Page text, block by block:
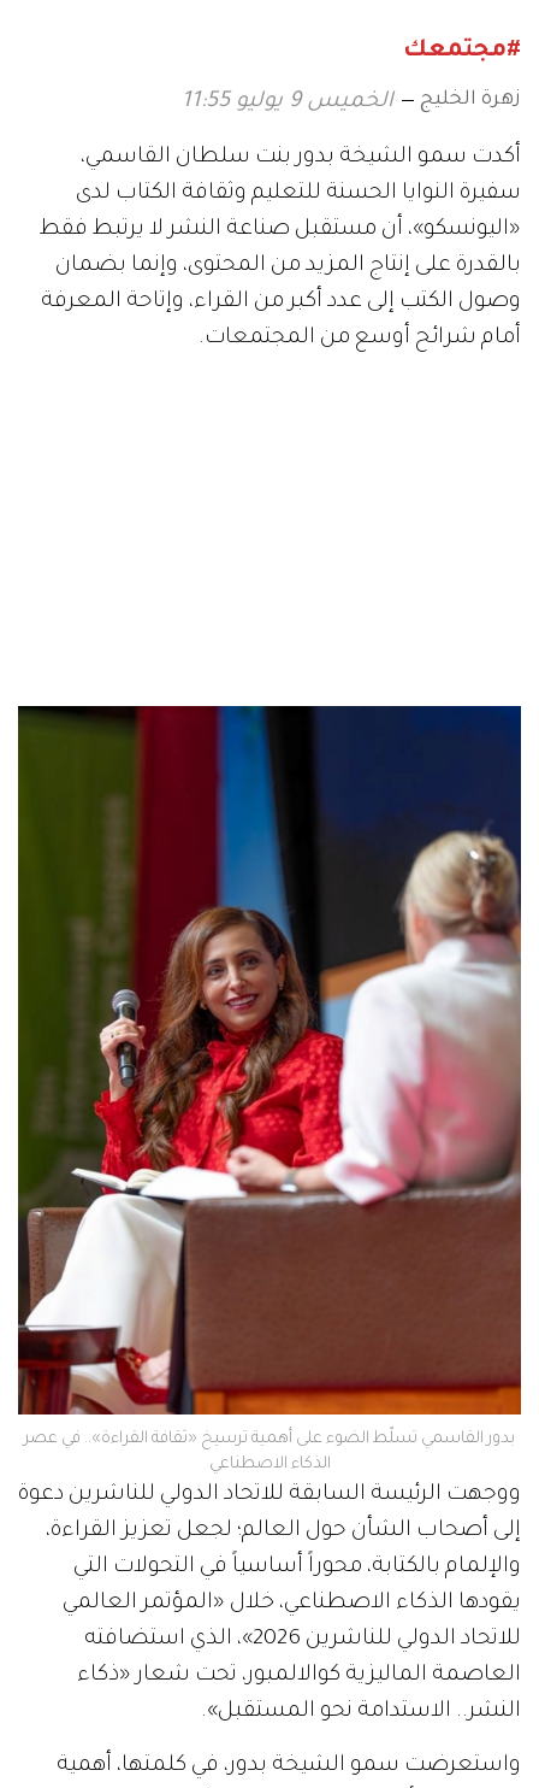
#مجتمعك
زهرة الخليج الخميس 9 يوليو 11:55
أكدت سمو الشيخة بدور بنت سلطان القاسمي،
سفيرة النوايا الحسنة للتعليم وثقافة الكتاب لدى
«اليونسكو»، أن مستقبل صناعة النشر لا يرتبط فقط
بالقدرة على إنتاج المزيد من المحتوى، وإنما بضمان
وصول الكتب إلى عدد أكبر من القراء، وإتاحة المعرفة
أمام شرائح أوسع من المجتمعات.
بدور القاسمي تسلّط الضوء على أهمية ترسيخ «ثقافة القراءة».. في عصر
الذكاء الاصطناعي
ووجهت الرئيسة السابقة للاتحاد الدولي للناشرين دعوة
إلى أصحاب الشأن حول العالم؛ لجعل تعزيز القراءة،
والإلمام بالكتابة، محوراً أساسياً في التحولات التي
يقودها الذكاء الاصطناعي، خلال «المؤتمر العالمي
للاتحاد الدولي للناشرين 2026»، الذي استضافته
العاصمة الماليزية كوالالمبور، تحت شعار «ذكاء
النشر.. الاستدامة نحو المستقبل».
واستعرضت سمو الشيخة بدور، في كلمتها، أهمية